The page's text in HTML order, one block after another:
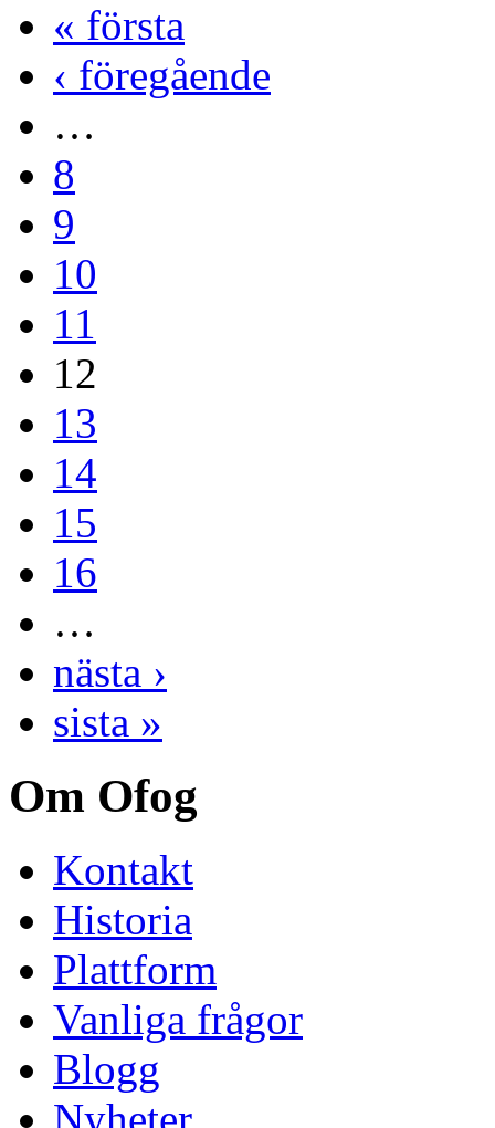
« första
‹ föregående
…
8
9
10
11
12
13
14
15
16
…
nästa ›
sista »
Om Ofog
Kontakt
Historia
Plattform
Vanliga frågor
Blogg